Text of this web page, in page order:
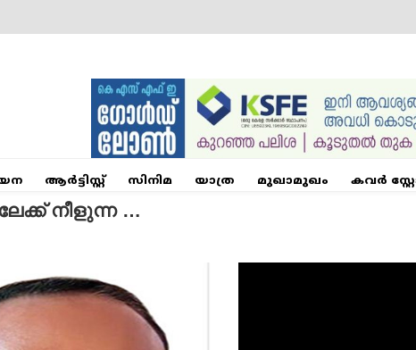
ആര്‍ട്ടിസ്റ്റ് സിനിമ യാത്ര മുഖാമുഖം കവർ
നീളുന്ന …